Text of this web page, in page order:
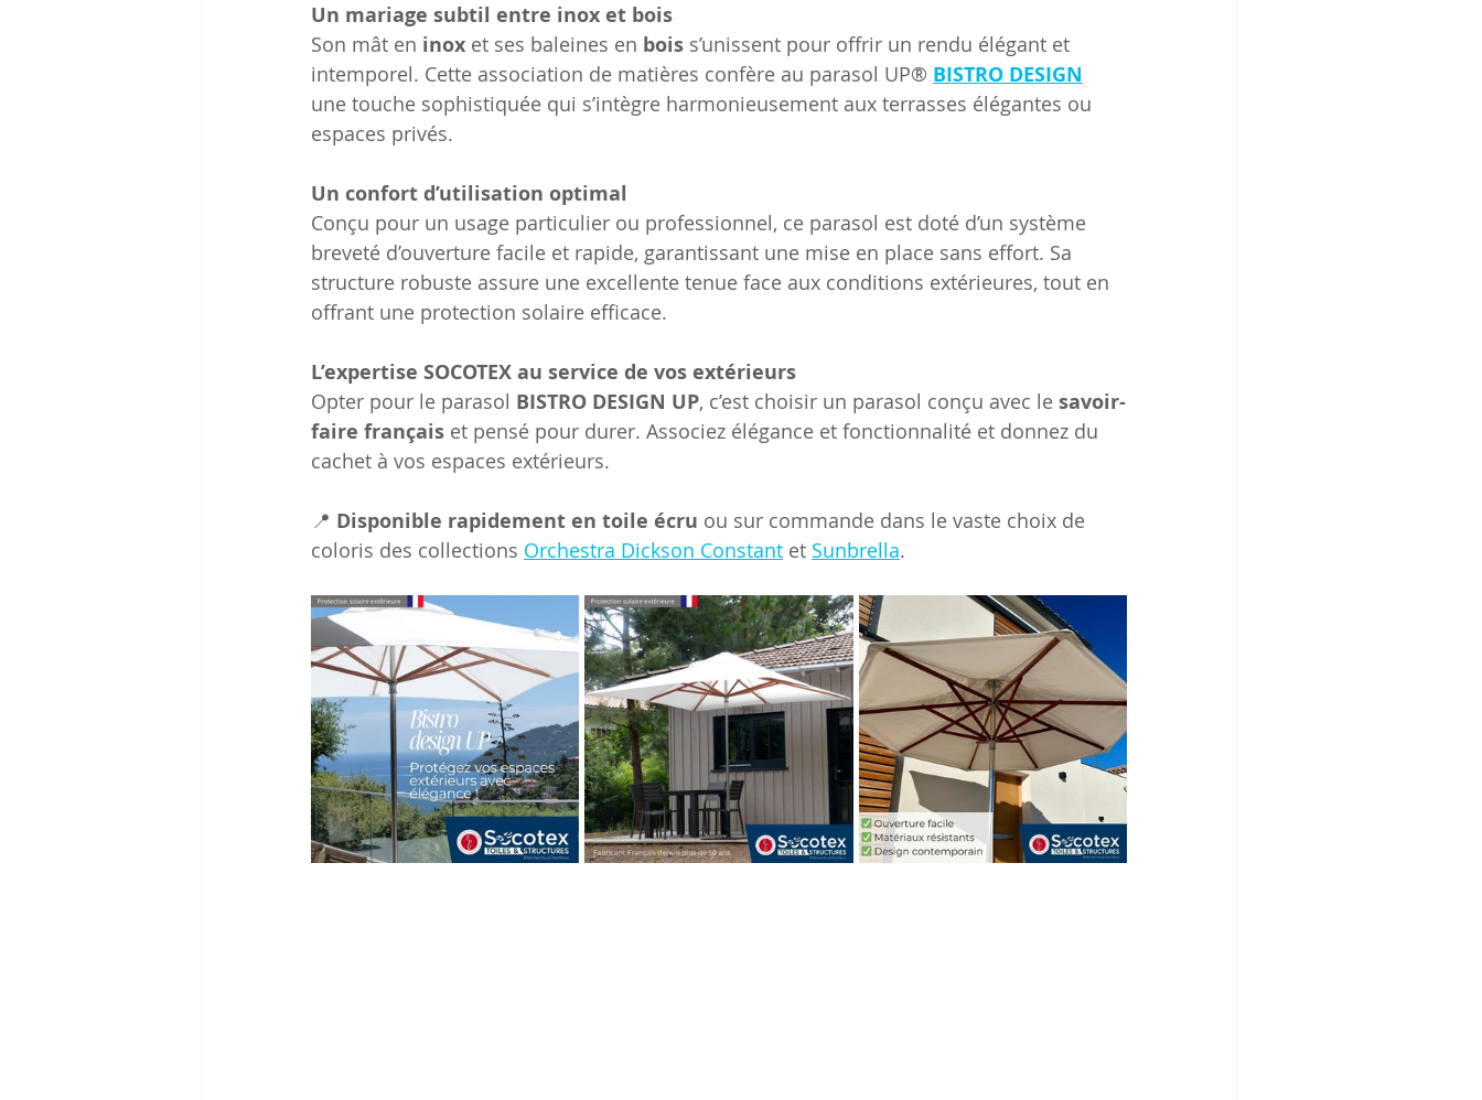
Un mariage subtil entre inox et bois
Son mât en inox et ses baleines en bois s’unissent pour offrir un rendu élégant et
intemporel. Cette association de matières confère au parasol UP® BISTRO DESIGN
une touche sophistiquée qui s’intègre harmonieusement aux terrasses élégantes ou
espaces privés.
Un confort d’utilisation optimal
Conçu pour un usage particulier ou professionnel, ce parasol est doté d’un système
breveté d’ouverture facile et rapide, garantissant une mise en place sans effort. Sa
structure robuste assure une excellente tenue face aux conditions extérieures, tout en
offrant une protection solaire efficace.
L’expertise SOCOTEX au service de vos extérieurs
Opter pour le parasol BISTRO DESIGN UP, c’est choisir un parasol conçu avec le savoir-
faire français et pensé pour durer. Associez élégance et fonctionnalité et donnez du
cachet à vos espaces extérieurs.
📍 Disponible rapidement en toile écru ou sur commande dans le vaste choix de
coloris des collections Orchestra Dickson Constant et Sunbrella.